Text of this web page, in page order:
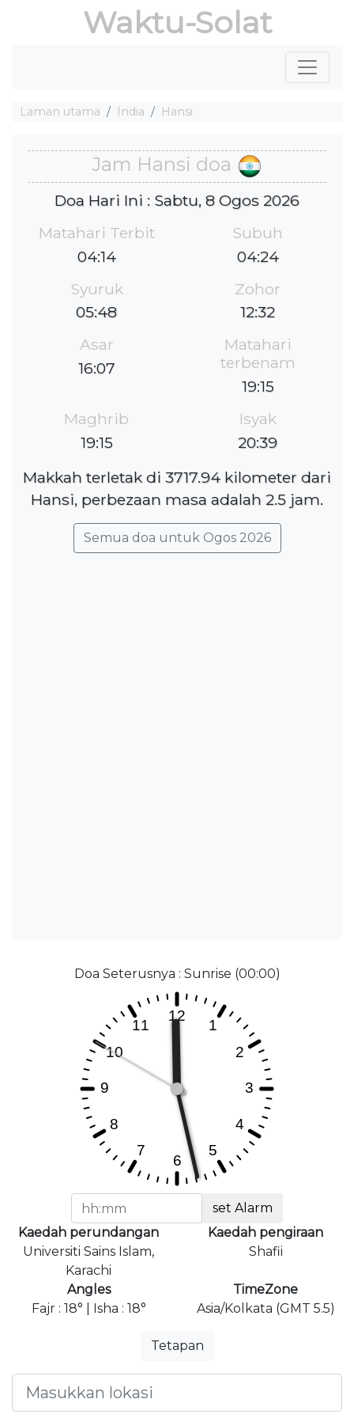
Waktu-Solat
Laman utama India Hansi
Jam Hansi doa
Doa Hari Ini : Sabtu, 8 Ogos 2026
Matahari Terbit
04:14
Subuh
04:24
Syuruk
05:48
Zohor
12:32
Asar
16:07
Matahari
terbenam
19:15
Maghrib
19:15
Isyak
20:39
Makkah terletak di 3717.94 kilometer dari
Hansi, perbezaan masa adalah 2.5 jam.
Semua doa untuk Ogos 2026
Doa Seterusnya : Sunrise (00:00)
set Alarm
Kaedah perundangan
Universiti Sains Islam,
Karachi
Kaedah pengiraan
Shafii
Angles
Fajr : 18° | Isha : 18°
TimeZone
Asia/Kolkata (GMT 5.5)
Tetapan